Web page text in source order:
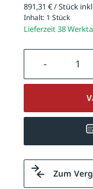
891,31 € / Stück
Inhalt: 1 Stück
Lieferzeit 38
Produkt
Zum